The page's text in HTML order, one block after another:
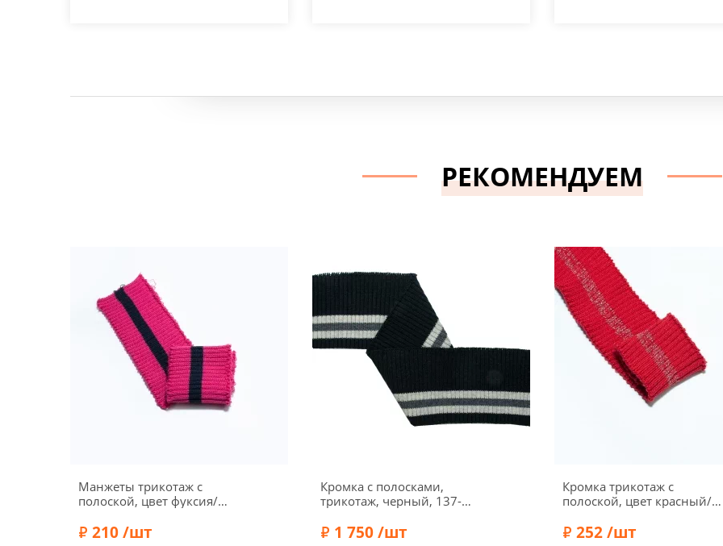
РЕКОМЕНДУЕМ
Манжеты трикотаж с
полоской, цвет фуксия/
210 /шт
Кромка с полосками,
трикотаж, черный, 137-
1 750 /шт
Кромка трикотаж с
полоской, цвет красный/
252 /шт